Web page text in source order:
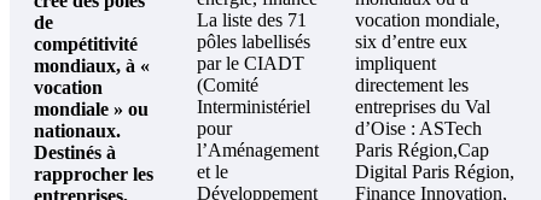
de
compétitivité
mondiaux, à «
vocation
mondiale » ou
nationaux.
Destinés à
rapprocher les
La liste des 71
pôles labellisés
par le CIADT
(Comité
Interministériel
pour
l’Aménagement
et le
Développement
vocation mondiale,
six d’entre eux
impliquent
directement les
entreprises du Val
d’Oise : ASTech
Paris Région,Cap
Digital Paris Région,
Finance Innovation,